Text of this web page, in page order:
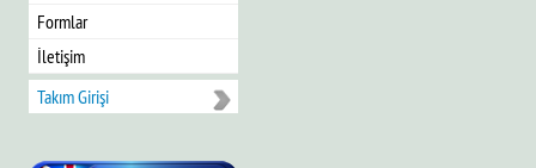
Formlar
İletişim
Takım Girişi